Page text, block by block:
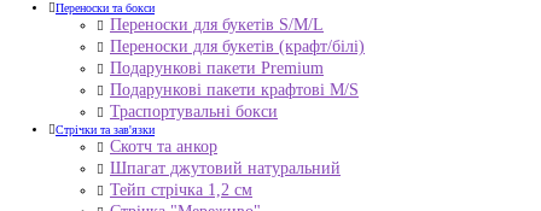
Переноски та бокси
Переноски для букетів S/M/L
Переноски для букетів (крафт/білі)
Подарункові пакети Premium
Подарункові пакети крафтові M/S
Траспортувальні бокси
Стрічки та зав'язки
Скотч та анкор
Шпагат джутовий натуральний
Тейп стрічка 1,2 см